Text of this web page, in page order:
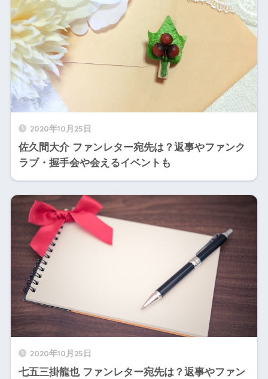
2020年10月25日
佐久間大介 ファンレター宛先は？返事やファンク
ラブ・握手会や会えるイベントも
2020年10月25日
七五三掛龍也 ファンレター宛先は？返事やファン